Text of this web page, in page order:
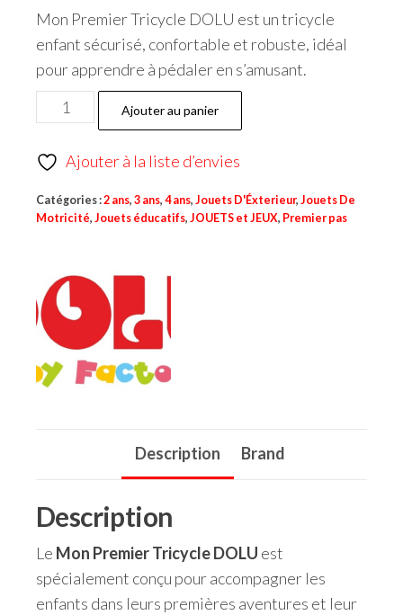
Mon Premier Tricycle DOLU est un tricycle
enfant sécurisé, confortable et robuste, idéal
pour apprendre à pédaler en s’amusant.
Ajouter au panier
Ajouter à la liste d’envies
Catégories :2 ans, 3 ans, 4 ans, Jouets D'Éxterieur, Jouets De
Motricité, Jouets éducatifs, JOUETS et JEUX, Premier pas
Description Brand
Description
Le Mon Premier Tricycle DOLU est
spécialement conçu pour accompagner les
enfants dans leurs premières aventures et leur